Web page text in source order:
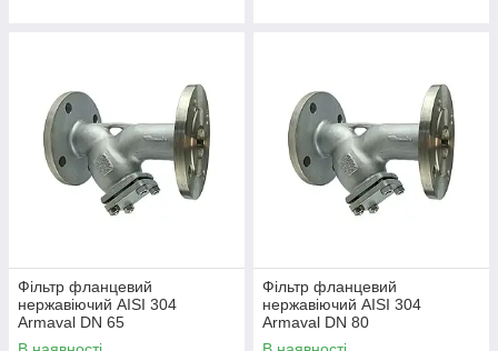
Фільтр фланцевий
нержавіючий AISI 304
Armaval DN 65
Фільтр фланцевий
нержавіючий AISI 304
Armaval DN 80